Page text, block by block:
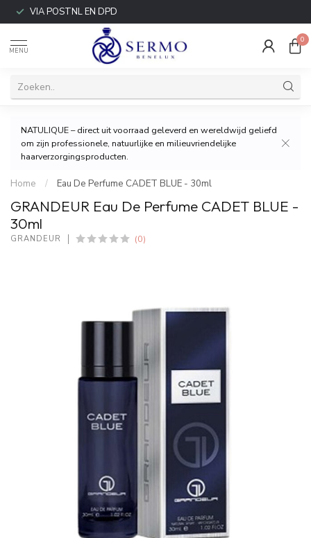
VIA POSTNL EN DPD
MENU
0
NATULIQUE – direct uit voorraad geleverd en wereldwijd geliefd
om zijn professionele, natuurlijke en milieuvriendelijke
haarverzorgingsproducten.
Home / Eau De Perfume CADET BLUE - 30ml
GRANDEUR Eau De Perfume CADET BLUE -
30ml
GRANDEUR (0)